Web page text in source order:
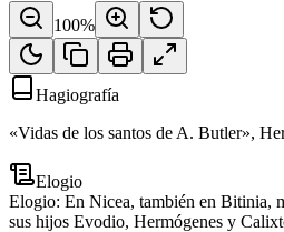
100%
Hagiografía
«Vidas de los santos de A. Butler»,
Elogio
Elogio: En Nicea, también en Bitinia,
sus hijos Evodio, Hermógenes y